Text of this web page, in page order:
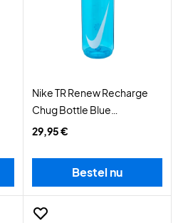
Nike TR Renew Recharge
Chug Bottle Blue
Fury/Black/White
29,95 €
Bestel nu